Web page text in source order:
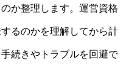
か整理します。運営資格
るのかを理解してから計
続きやトラブルを回避で